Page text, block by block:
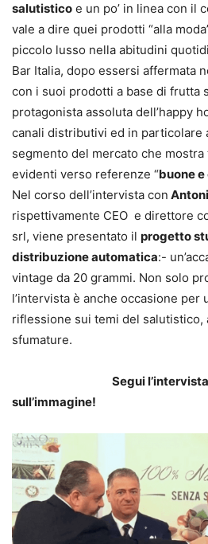
salutistico e un po’ in linea con il
vale a dire quei prodotti “alla
piccolo lusso nella abitudini
Bar Italia, dopo essersi affermata
con i suoi prodotti a base di frutta
protagonista assoluta dell’happy
canali distributivi ed in particolare
segmento del mercato che
evidenti verso referenze “buone
Nel corso dell’intervista con
rispettivamente CEO e direttore
srl, viene presentato il progetto
distribuzione automatica:-
vintage da 20 grammi. Non solo
l’intervista è anche occasione per
riflessione sui temi del salutistico,
sfumature.
Segui l’intervista
sull’immagine!